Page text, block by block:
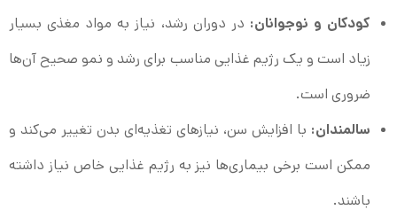
کودکان و نوجوانان:در دوران رشد، نیاز به مواد مغذی بسیار
زیاد است و یک رژیم غذایی مناسب برای رشد و نمو صحیح آن‌ها
ضروری است.
سالمندان:با افزایش سن، نیازهای تغذیه‌ای بدن تغییر می‌کند و
ممکن است برخی بیماری‌ها نیز به رژیم غذایی خاص نیاز داشته
باشند.